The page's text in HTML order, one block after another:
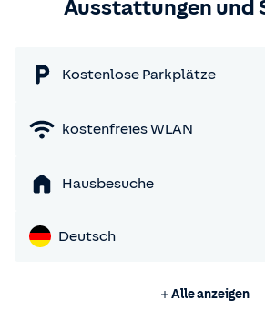
Ausstattungen und
Kostenlose Parkplätze
kostenfreies WLAN
Hausbesuche
Deutsch
Alle anzeigen